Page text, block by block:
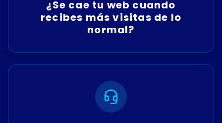
¿Se cae tu web cuando
recibes más visitas de lo
normal?